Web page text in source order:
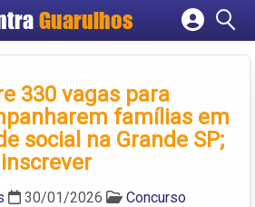
Guarulhos
Cadastrar empresa
Criar conta
330 vagas para
famílias em
social na Grande SP;
30/01/2026
Concurso